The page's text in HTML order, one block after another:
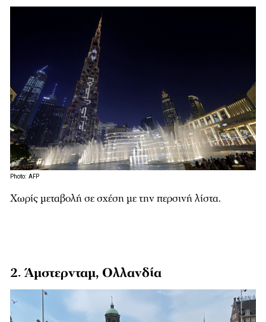
Photo: AFP
Χωρίς μεταβολή σε σχέση με την περσινή λίστα.
2. Άμστερνταμ, Ολλανδία